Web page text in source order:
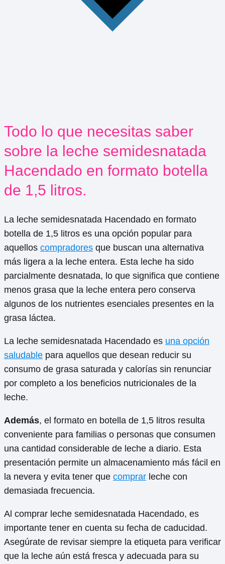
Todo lo que necesitas saber
sobre la leche semidesnatada
Hacendado en formato botella
de 1,5 litros.
La leche semidesnatada Hacendado en formato
botella de 1,5 litros es una opción popular para
aquellos compradores que buscan una alternativa
más ligera a la leche entera. Esta leche ha sido
parcialmente desnatada, lo que significa que contiene
menos grasa que la leche entera pero conserva
algunos de los nutrientes esenciales presentes en la
grasa láctea.
La leche semidesnatada Hacendado es una opción
saludable para aquellos que desean reducir su
consumo de grasa saturada y calorías sin renunciar
por completo a los beneficios nutricionales de la
leche.
Además, el formato en botella de 1,5 litros resulta
conveniente para familias o personas que consumen
una cantidad considerable de leche a diario. Esta
presentación permite un almacenamiento más fácil en
la nevera y evita tener que comprar leche con
demasiada frecuencia.
Al comprar leche semidesnatada Hacendado, es
importante tener en cuenta su fecha de caducidad.
Asegúrate de revisar siempre la etiqueta para verificar
que la leche aún está fresca y adecuada para su